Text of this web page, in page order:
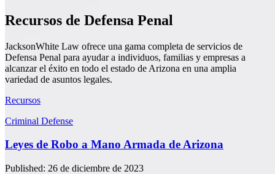
Recursos de Defensa Penal
JacksonWhite Law ofrece una gama completa de servicios de
Defensa Penal para ayudar a individuos, familias y empresas a
alcanzar el éxito en todo el estado de Arizona en una amplia
variedad de asuntos legales.
Recursos
Criminal Defense
Leyes de Robo a Mano Armada de Arizona
Published: 26 de diciembre de 2023